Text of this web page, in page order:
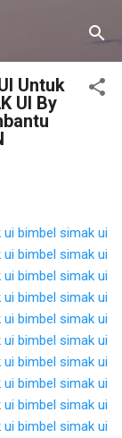
Untuk
UI By
ui bimbel simak ui
ui bimbel simak ui
ui bimbel simak ui
ui bimbel simak ui
ui bimbel simak ui
ui bimbel simak ui
ui bimbel simak ui
ui bimbel simak ui
ui bimbel simak ui
ui bimbel simak ui